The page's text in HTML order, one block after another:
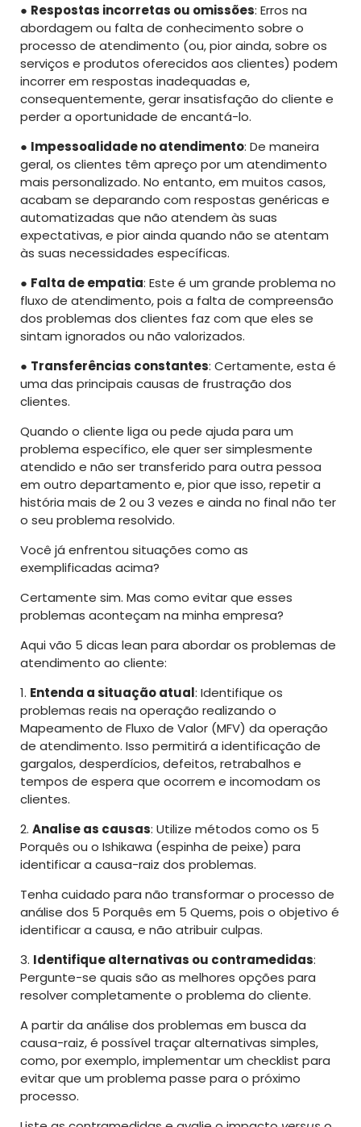
● Respostas incorretas ou omissões: Erros na
abordagem ou falta de conhecimento sobre o
processo de atendimento (ou, pior ainda, sobre os
serviços e produtos oferecidos aos clientes) podem
incorrer em respostas inadequadas e,
consequentemente, gerar insatisfação do cliente e
perder a oportunidade de encantá-lo.
● Impessoalidade no atendimento: De maneira
geral, os clientes têm apreço por um atendimento
mais personalizado. No entanto, em muitos casos,
acabam se deparando com respostas genéricas e
automatizadas que não atendem às suas
expectativas, e pior ainda quando não se atentam
às suas necessidades específicas.
● Falta de empatia: Este é um grande problema no
fluxo de atendimento, pois a falta de compreensão
dos problemas dos clientes faz com que eles se
sintam ignorados ou não valorizados.
● Transferências constantes: Certamente, esta é
uma das principais causas de frustração dos
clientes.
Quando o cliente liga ou pede ajuda para um
problema específico, ele quer ser simplesmente
atendido e não ser transferido para outra pessoa
em outro departamento e, pior que isso, repetir a
história mais de 2 ou 3 vezes e ainda no final não ter
o seu problema resolvido.
Você já enfrentou situações como as
exemplificadas acima?
Certamente sim. Mas como evitar que esses
problemas aconteçam na minha empresa?
Aqui vão 5 dicas lean para abordar os problemas de
atendimento ao cliente:
1. Entenda a situação atual: Identifique os
problemas reais na operação realizando o
Mapeamento de Fluxo de Valor (MFV) da operação
de atendimento. Isso permitirá a identificação de
gargalos, desperdícios, defeitos, retrabalhos e
tempos de espera que ocorrem e incomodam os
clientes.
2. Analise as causas: Utilize métodos como os 5
Porquês ou o Ishikawa (espinha de peixe) para
identificar a causa-raiz dos problemas.
Tenha cuidado para não transformar o processo de
análise dos 5 Porquês em 5 Quems, pois o objetivo é
identificar a causa, e não atribuir culpas.
3. Identifique alternativas ou contramedidas:
Pergunte-se quais são as melhores opções para
resolver completamente o problema do cliente.
A partir da análise dos problemas em busca da
causa-raiz, é possível traçar alternativas simples,
como, por exemplo, implementar um checklist para
evitar que um problema passe para o próximo
processo.